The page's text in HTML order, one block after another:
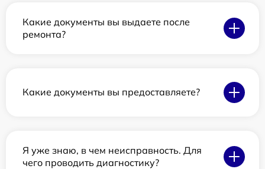
Какие документы вы выдаете после
ремонта?
Какие документы вы предоставляете?
Я уже знаю, в чем неисправность. Для
чего проводить диагностику?